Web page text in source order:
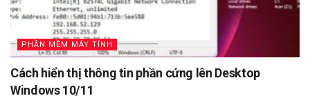
PHẦN MỀM MÁY TÍNH
Cách hiển thị thông tin phần cứng lên Desktop
Windows 10/11